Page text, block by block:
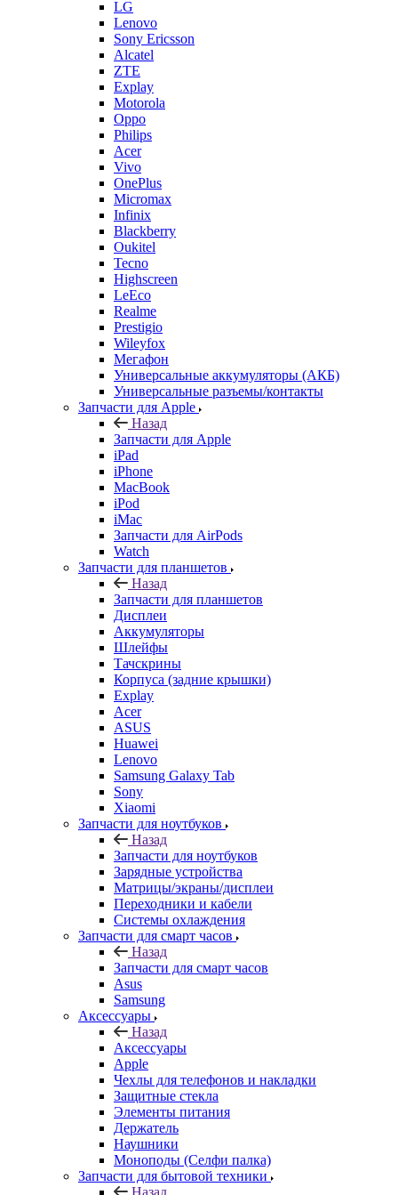
ZTE
Explay
Motorola
Oppo
Philips
Acer
Vivo
OnePlus
Micromax
Infinix
Blackberry
Oukitel
Tecno
Highscreen
LeEco
Realme
Prestigio
Wileyfox
Мегафон
Универсальные аккумуляторы (АКБ)
Универсальные разъемы/контакты
Запчасти для Apple
Назад
Запчасти для Apple
iPad
iPhone
MacBook
iPod
iMac
Запчасти для AirPods
Watch
Запчасти для планшетов
Назад
Запчасти для планшетов
Дисплеи
Аккумуляторы
Шлейфы
Тачскрины
Корпуса (задние крышки)
Explay
Acer
ASUS
Huawei
Lenovo
Samsung Galaxy Tab
Sony
Xiaomi
Запчасти для ноутбуков
Назад
Запчасти для ноутбуков
Зарядные устройства
Матрицы/экраны/дисплеи
Переходники и кабели
Системы охлаждения
Запчасти для смарт часов
Назад
Запчасти для смарт часов
Asus
Samsung
Аксессуары
Назад
Аксессуары
Apple
Чехлы для телефонов и накладки
Защитные стекла
Элементы питания
Держатель
Наушники
Моноподы (Селфи палка)
Запчасти для бытовой техники
Назад
Запчасти для бытовой техники
Запчасти для блендеров и миксеров
Запчасти для водонагревателей
Запчасти для кофемашин